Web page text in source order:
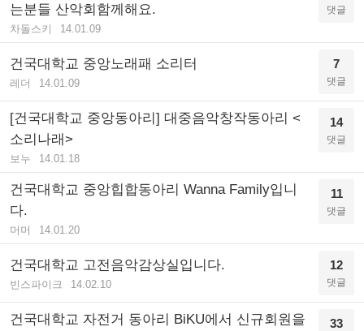
는분들 산악회함께해요.
차돌스키 14.01.09
댓글
건국대학교 중앙노래패 소리터
레더 14.01.09
7
댓글
[건국대학교 중앙동아리] 대중음악창작동아리 <
소리나래>
보누 14.01.18
14
댓글
건국대학교 중앙힙합동아리 Wanna Family입니
다.
머머 14.01.20
11
댓글
건국대학교 고전음악감상실입니다.
빈스파이크 14.02.10
12
댓글
건국대학교 자전거 동아리 BiKU에서 신규회원을
33